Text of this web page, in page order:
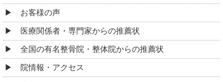
お客様の声
医療関係者・専門家からの推薦状
全国の有名整骨院・整体院からの推薦状
院情報・アクセス